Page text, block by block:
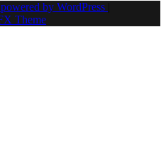
by WordPress
Theme